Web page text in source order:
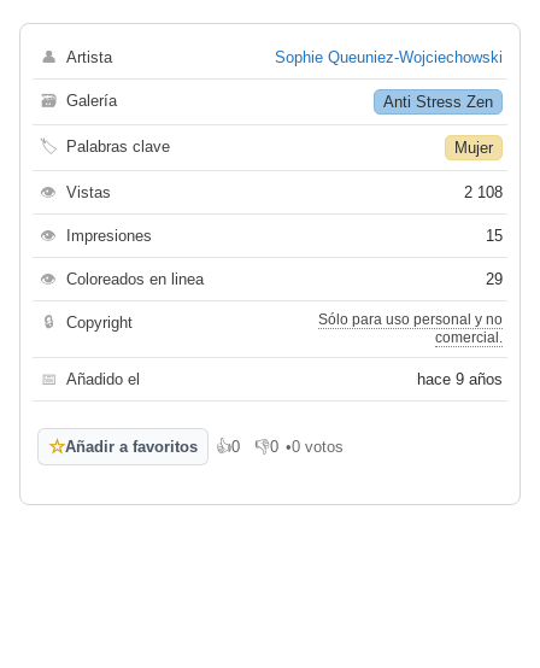
👤 Artista Sophie Queuniez-Wojciechowski
🗃 Galería Anti Stress Zen
🏷 Palabras clave Mujer
👁 Vistas 2 108
👁 Impresiones 15
👁 Coloreados en linea 29
🔒 Copyright
Sólo para uso personal y no
comercial.
📅 Añadido el hace 9 años
☆Añadir a favoritos 👍0
Me gusta
👎0
No me gusta
•0 votos